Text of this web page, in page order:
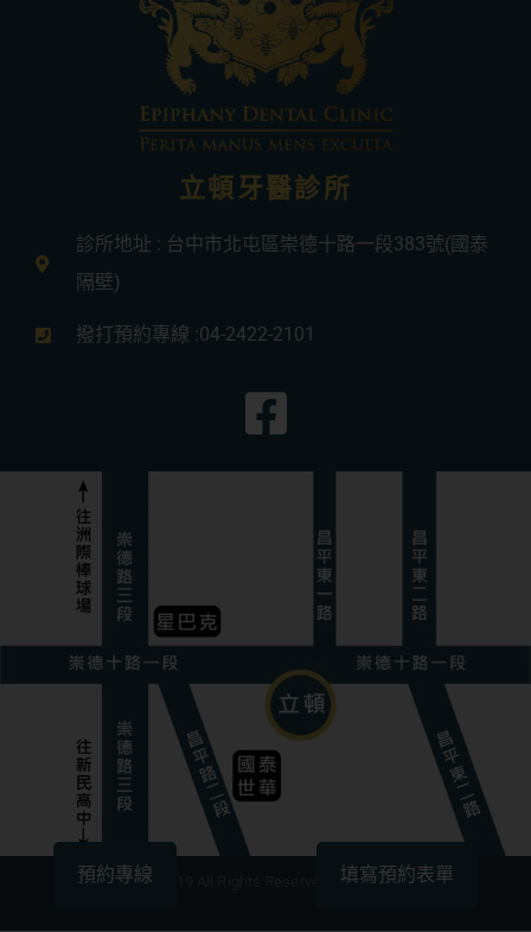
立頓牙醫診所
診所地址 : 台中市北屯區崇德十路一段383號(國泰
隔壁)
撥打預約專線 :04-2422-2101
版權所有©2019 All Rights Reserved. By立頓牙醫診所
預約專線 填寫預約表單